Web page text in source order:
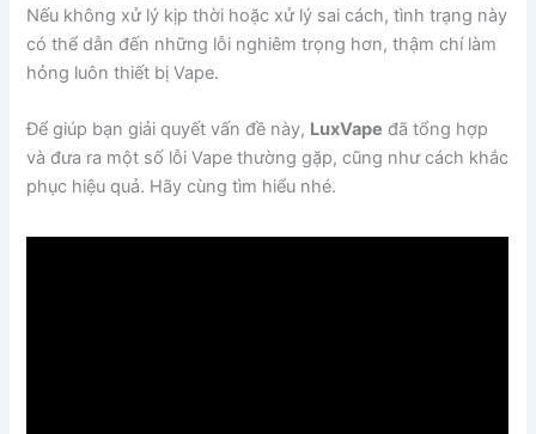
Nếu không xử lý kịp thời hoặc xử lý sai cách, tình trạng này
có thể dẫn đến những lỗi nghiêm trọng hơn, thậm chí làm
hỏng luôn thiết bị Vape.
Để giúp bạn giải quyết vấn đề này, LuxVape đã tổng hợp
và đưa ra một số lỗi Vape thường gặp, cũng như cách khắc
phục hiệu quả. Hãy cùng tìm hiểu nhé.